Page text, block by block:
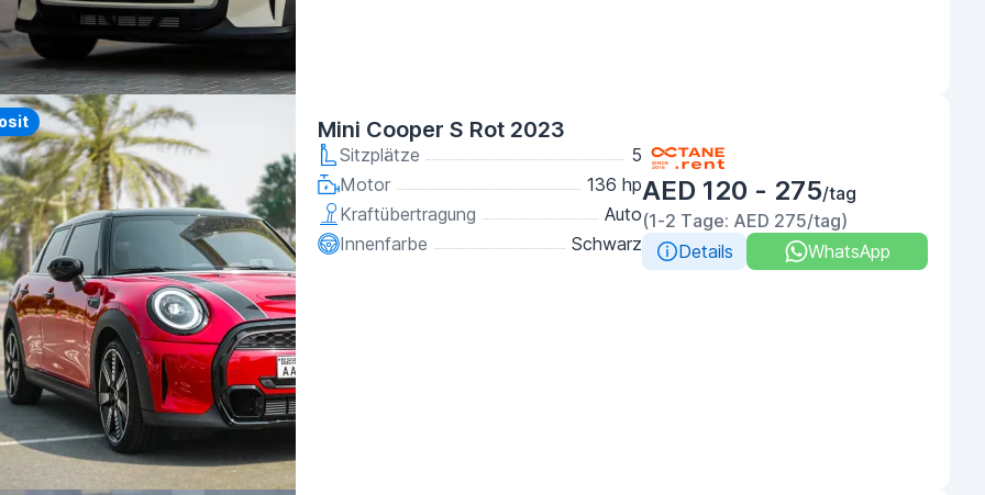
Mini Cooper S Rot 2023
Sitzplätze
5
Motor
136 hp
Kraftübertragung
Auto
Innenfarbe
Schwarz
AED 120 - 275/tag
(1-2 Tage: AED 275/tag)
Details
WhatsApp